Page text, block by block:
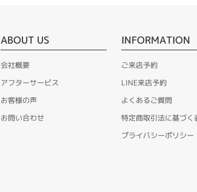
ABOUT US
会社概要
アフターサービス
お客様の声
お問い合わせ
INFORMATION
ご来店予約
LINE来店予約
よくあるご質問
特定商取引法に基づく
プライバシーポリシー